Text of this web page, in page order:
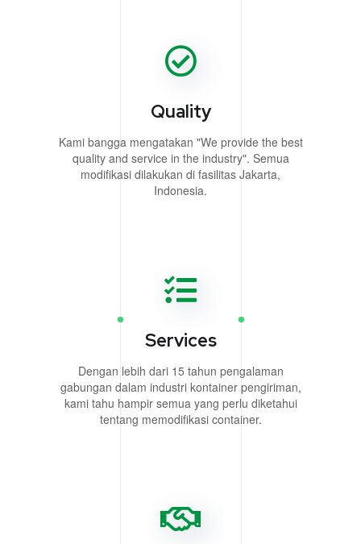
Quality
Kami bangga mengatakan "We provide the best
quality and service in the industry". Semua
modifikasi dilakukan di fasilitas Jakarta,
Indonesia.
Services
Dengan lebih dari 15 tahun pengalaman
gabungan dalam industri kontainer pengiriman,
kami tahu hampir semua yang perlu diketahui
tentang memodifikasi container.